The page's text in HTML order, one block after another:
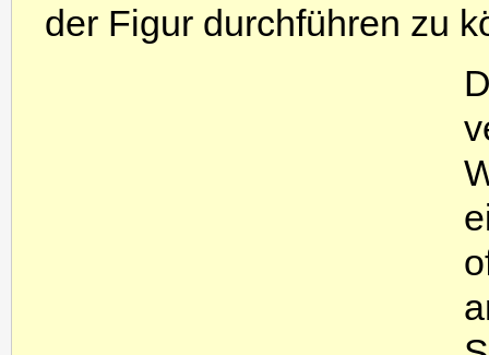
der Figur durchführen zu